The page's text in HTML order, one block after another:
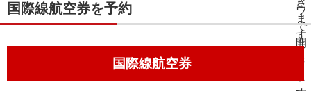
国際線航空券を予約
国際線航空券